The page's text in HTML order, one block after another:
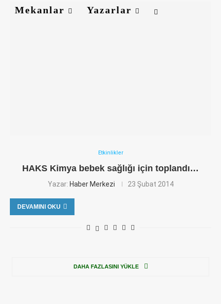
Mekanlar
Yazarlar
Etkinlikler
HAKS Kimya bebek sağlığı için toplandı…
Yazar: Haber Merkezi 23 Şubat 2014
DEVAMINI OKU
DAHA FAZLASINI YÜKLE